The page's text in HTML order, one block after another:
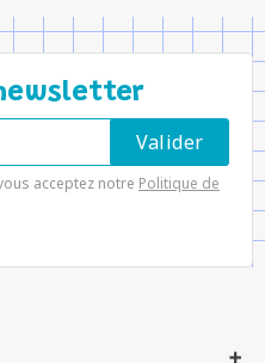
acceptez notre Politique de